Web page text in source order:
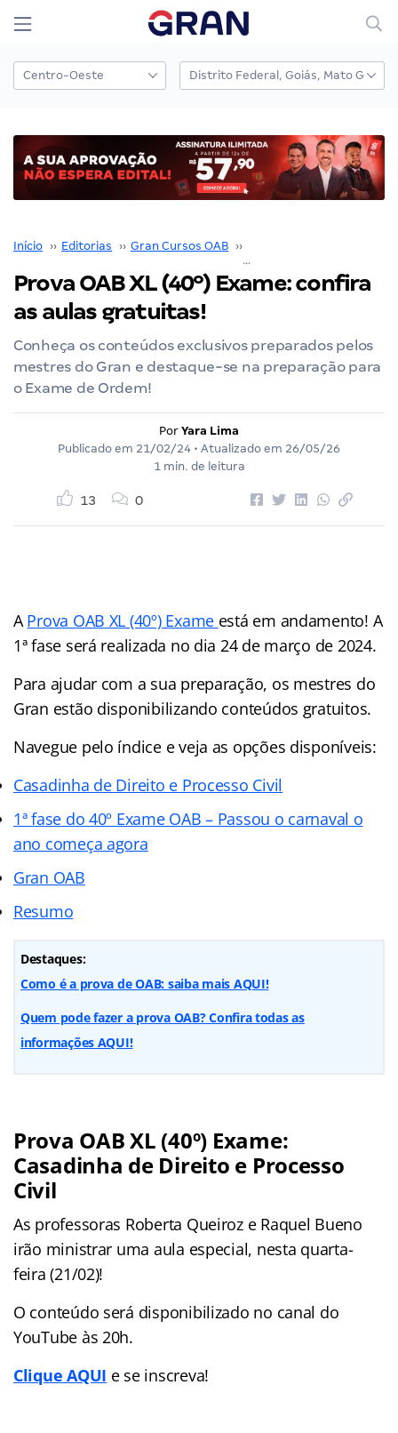
Início ›› Editorias ›› Gran Cursos OAB ››
Prova OAB XL (40º) Exame: confira
as aulas gratuitas!
Conheça os conteúdos exclusivos preparados pelos
mestres do Gran e destaque-se na preparação para
o Exame de Ordem!
Por Yara Lima
Publicado em 21/02/24 • Atualizado em 26/05/26
1 min. de leitura
13 0
AProva OAB XL (40º) Exame está em andamento! A
1ª fase será realizada no dia 24 de março de 2024.
Para ajudar com a sua preparação, os mestres do
Gran estão disponibilizando conteúdos gratuitos.
Navegue pelo índice e veja as opções disponíveis:
Casadinha de Direito e Processo Civil
1ª fase do 40º Exame OAB – Passou o carnaval o
ano começa agora
Gran OAB
Resumo
Destaques:
Como é a prova de OAB: saiba mais AQUI!
Quem pode fazer a prova OAB? Confira todas as
informações AQUI!
Prova OAB XL (40º) Exame:
Casadinha de Direito e Processo
Civil
As professoras Roberta Queiroz e Raquel Bueno
irão ministrar uma aula especial, nesta quarta-
feira (21/02)!
O conteúdo será disponibilizado no canal do
YouTube às 20h.
Clique AQUI e se inscreva!